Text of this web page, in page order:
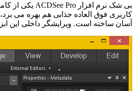
بی شک نرم افزار ACDSee Pro یکی از
کاربری فوق العاده جذابی هم بهره می
آسان ساخته است. ویرایشگر داخلی این